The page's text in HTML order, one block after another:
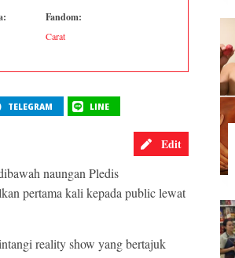
Fandom:
Carat
TELEGRAM LINE
Edit
naungan Pledis
pertama kali kepada public lewat
reality show yang bertajuk